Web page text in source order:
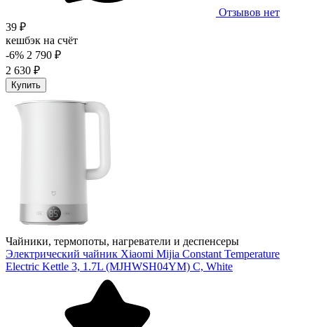
Отзывов нет
39 ₽
кешбэк на счёт
-6% 2 790 ₽
2 630 ₽
Купить
Чайники, термопоты, нагреватели и деспенсеры
Электрический чайник Xiaomi Mijia Constant Temperature
Electric Kettle 3, 1.7L (MJHWSH04YM) C, White